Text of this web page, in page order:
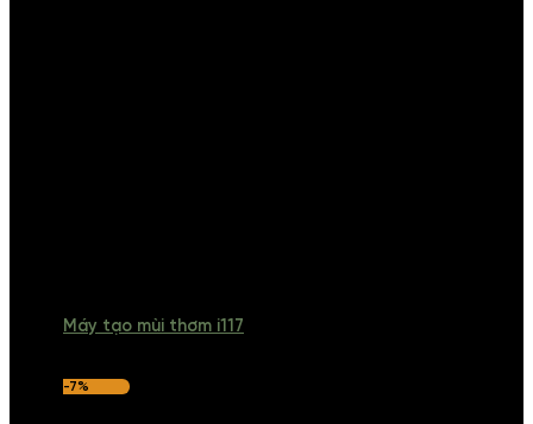
Máy tạo mùi thơm i117
-7%